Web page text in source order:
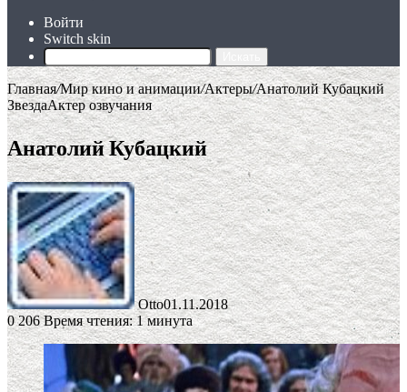
Войти
Switch skin
Главная/Мир кино и анимации/Актеры/Анатолий Кубацкий
ЗвездаАктер озвучания
Анатолий Кубацкий
Otto01.11.2018
0206Время чтения: 1 минута